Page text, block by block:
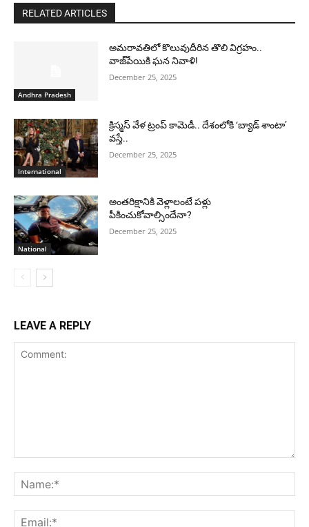
RELATED ARTICLES
Andhra Pradesh
అమరావతిలో కొలువుదీరిన తొలి విగ్రహం..
వాజ్‌పేయికి ఘన నివాళి!
December 25, 2025
International
క్రిస్మస్ వేళ ట్రంప్ కామెడీ.. దేశంలోకి ‘బ్యాడ్ శాంటా’
వస్తే..
December 25, 2025
National
అంతరిక్షానికి వెళ్లాలంటే పళ్లు
పీకించుకోవాల్సిందేనా?
December 25, 2025
LEAVE A REPLY